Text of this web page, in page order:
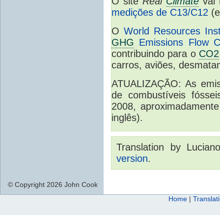
medições de C13/C12
O World Resources
GHG Emissions Flow
contribuindo para o CO2
carros, aviões,
ATUALIZAÇÃO: As
de combustíveis
2008,
inglês).
Translation by
version.
© Copyright 2026 John Cook
Home |